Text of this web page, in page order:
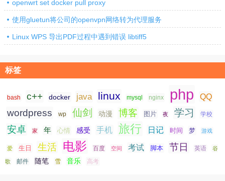
openwrt set docker pull proxy
使用gluetun将公司的openvpn网络转为代理服务
Linux WPS 导出PDF过程中遇到错误 libtiff5
标签
bash c++ docker java linux mysql nginx php QQ
wordpress wp 仙剑 动漫 博客 图片 夜 学习 学校
安卓 家 年 心情 感受 手机 旅行 日记 时间 梦 游戏
爱 生日 生活 电影 百度 空间 考试 脚本 节日 英语 谷
歌 邮件 随笔 雪 音乐 高考